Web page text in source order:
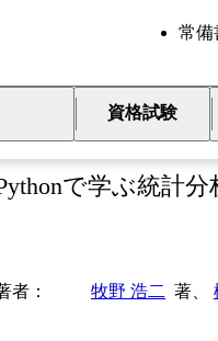
常備
資格試験
ータサイ
で学ぶ統計
者 牧野 浩二 著、